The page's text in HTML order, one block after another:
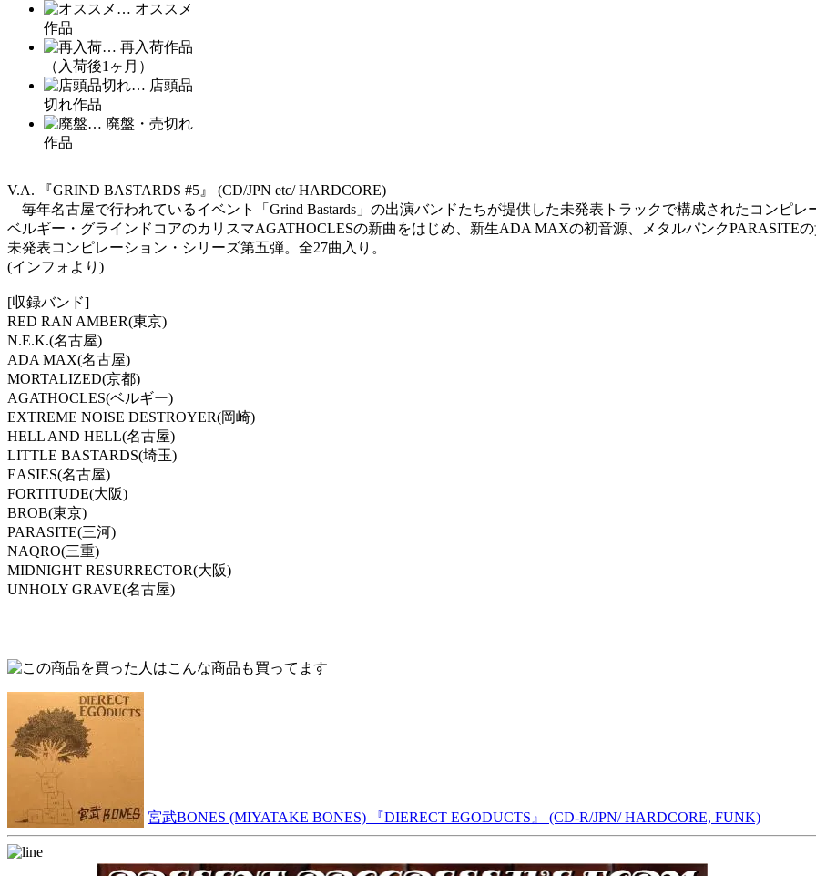
… オススメ
作品
… 再入荷作品
（入荷後1ヶ月）
… 店頭品
切れ作品
… 廃盤・売切れ
作品
V.A. 『GRIND BASTARDS #5』 (CD/JPN etc/ HARDCORE)
毎年名古屋で行われているイベント「Grind Bastards」の出演バンドたちが提供した未発表トラックで構成されたコンピ
ベルギー・グラインドコアのカリスマAGATHOCLESの新曲をはじめ、新生ADA MAXの初音源、メタルパンクPARASITE
未発表コンピレーション・シリーズ第五弾。全27曲入り。
(インフォより)
[収録バンド]
RED RAN AMBER(東京)
N.E.K.(名古屋)
ADA MAX(名古屋)
MORTALIZED(京都)
AGATHOCLES(ベルギー)
EXTREME NOISE DESTROYER(岡崎)
HELL AND HELL(名古屋)
LITTLE BASTARDS(埼玉)
EASIES(名古屋)
FORTITUDE(大阪)
BROB(東京)
PARASITE(三河)
NAQRO(三重)
MIDNIGHT RESURRECTOR(大阪)
UNHOLY GRAVE(名古屋)
宮武BONES (MIYATAKE BONES) 『DIERECT EGODUCTS』 (CD-R/JPN/ HARDCORE, FUNK)